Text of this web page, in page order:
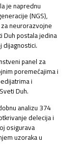
je naprednu
(NGS),
neurorazvojne
Duh postala jedina
dijagnostici.
panel za
poremećajima i
i
Duh.
analizu 374
delecija i
osigurava
uzoraka u